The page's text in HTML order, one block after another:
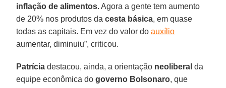
inflação de alimentos. Agora a gente tem aumento
de 20% nos produtos dacesta básica, em quase
todas as capitais. Em vez do valor doauxílio
aumentar, diminuiu”, criticou.
Patrícia destacou, ainda, a orientação neoliberal da
equipe econômica dogoverno Bolsonaro, que